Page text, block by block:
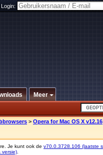
Login:
Meer
> Opera for Mac OS X v12.16
Je kunt ook de v70.0.3728.106 (laatste
versie)